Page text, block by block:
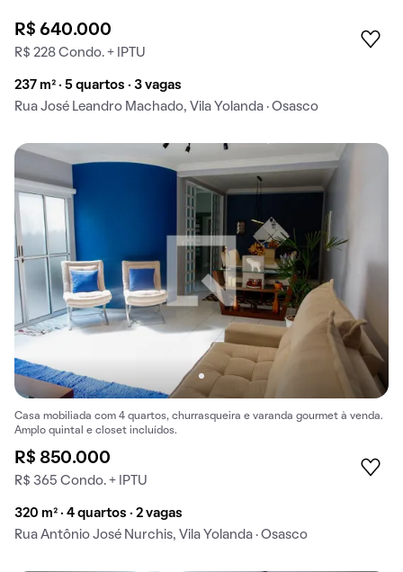
R$ 640.000
R$ 228 Condo. + IPTU
237 m² · 5 quartos · 3 vagas
Rua José Leandro Machado, Vila Yolanda · Osasco
Casa mobiliada com 4 quartos, churrasqueira e varanda gourmet à venda.
Amplo quintal e closet incluídos.
R$ 850.000
R$ 365 Condo. + IPTU
320 m² · 4 quartos · 2 vagas
Rua Antônio José Nurchis, Vila Yolanda · Osasco